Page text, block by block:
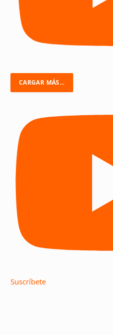
CARGAR MÁS...
Suscríbete